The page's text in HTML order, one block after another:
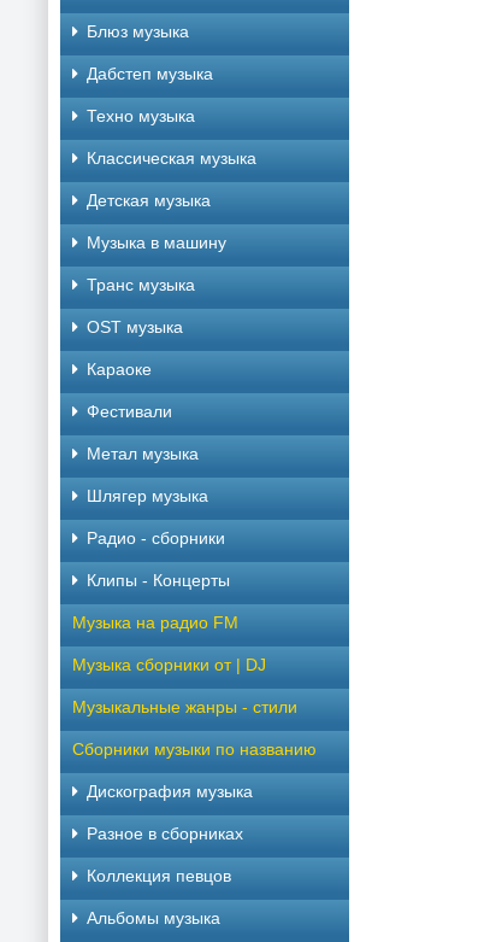
Блюз музыка
Дабстеп музыка
Техно музыка
Классическая музыка
Детская музыка
Музыка в машину
Транс музыка
OST музыка
Караоке
Фестивали
Метал музыка
Шлягер музыка
Радио - сборники
Клипы - Концерты
Музыка на радио FM
Музыка сборники от | DJ
Музыкальные жанры - стили
Сборники музыки по названию
Дискография музыка
Разное в сборниках
Коллекция певцов
Альбомы музыка